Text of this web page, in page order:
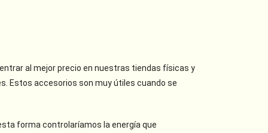
al mejor precio en nuestras tiendas físicas y
Estos accesorios son muy útiles cuando se
forma controlaríamos la energía que